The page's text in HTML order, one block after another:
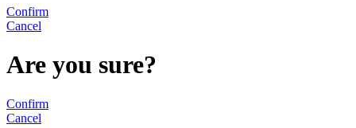
Confirm
Cancel
Are you sure?
Confirm
Cancel